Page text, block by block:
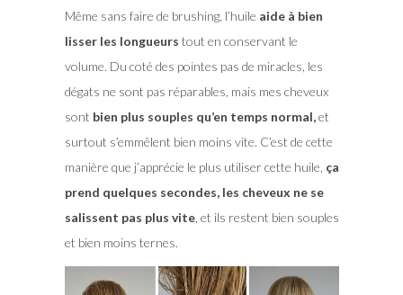
Même sans faire de brushing, l’huile aide à bien
lisser les longueurs tout en conservant le
volume. Du coté des pointes pas de miracles, les
dégats ne sont pas réparables, mais mes cheveux
sont bien plus souples qu’en temps normal,et
surtout s’emmêlent bien moins vite. C’est de cette
manière que j’apprécie le plus utiliser cette huile, ça
prend quelques secondes, les cheveux ne se
salissent pas plus vite, et ils restent bien souples
et bien moins ternes.